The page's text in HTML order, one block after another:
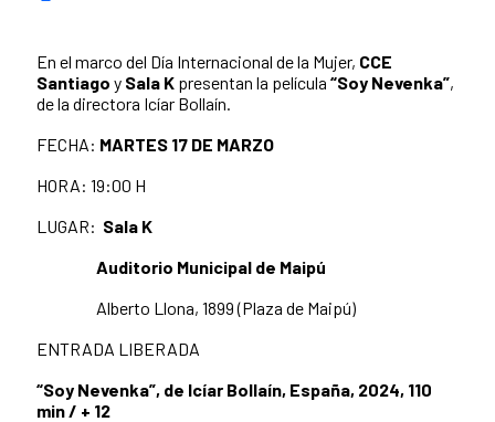
En el marco del Día Internacional de la Mujer, CCE
Santiago y Sala K presentan la película “Soy Nevenka”,
de la directora Icíar Bollaín.
FECHA: MARTES 17 DE MARZO
HORA: 19:00 H
LUGAR: Sala K
Auditorio Municipal de Maipú
Alberto Llona, 1899 (Plaza de Maipú)
ENTRADA LIBERADA
“Soy Nevenka”, de Icíar Bollaín, España, 2024, 110
min / + 12